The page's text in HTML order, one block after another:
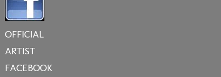
OFFICIAL
ARTIST
FACEBOOK